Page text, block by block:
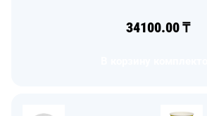
34100.00₸